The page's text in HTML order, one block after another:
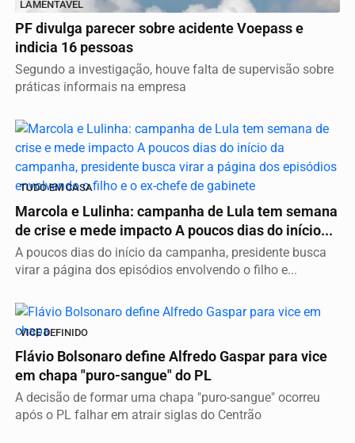
LAMENTÁVEL
PF divulga parecer sobre acidente Voepass e
indicia 16 pessoas
Segundo a investigação, houve falta de supervisão sobre
práticas informais na empresa
TUDO EM CASA
Marcola e Lulinha: campanha de Lula tem semana
de crise e mede impacto A poucos dias do início...
A poucos dias do início da campanha, presidente busca
virar a página dos episódios envolvendo o filho e...
VICE DEFINIDO
Flávio Bolsonaro define Alfredo Gaspar para vice
em chapa "puro-sangue" do PL
A decisão de formar uma chapa "puro-sangue" ocorreu
após o PL falhar em atrair siglas do Centrão